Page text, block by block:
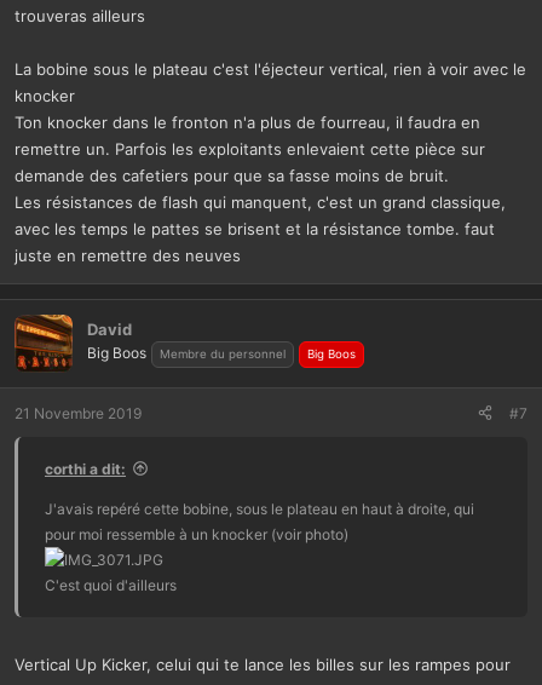
trouveras ailleurs
La bobine sous le plateau c'est l'éjecteur vertical, rien à voir avec le
knocker
Ton knocker dans le fronton n'a plus de fourreau, il faudra en
remettre un. Parfois les exploitants enlevaient cette pièce sur
demande des cafetiers pour que sa fasse moins de bruit.
Les résistances de flash qui manquent, c'est un grand classique,
avec les temps le pattes se brisent et la résistance tombe. faut
juste en remettre des neuves
David
Big Boos Membre du personnel Big Boos
21 Novembre 2019 #7
corthi a dit:
J'avais repéré cette bobine, sous le plateau en haut à droite, qui
pour moi ressemble à un knocker (voir photo)
C'est quoi d'ailleurs
Vertical Up Kicker, celui qui te lance les billes sur les rampes pour